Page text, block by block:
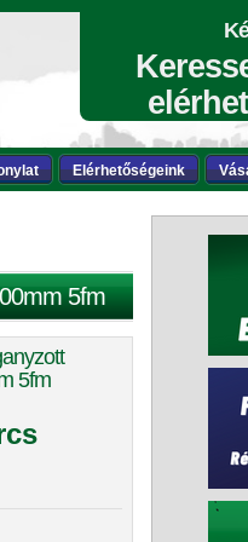
Elérhetőségeink
5fm
5fm